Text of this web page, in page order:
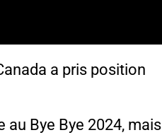
a pris position
Bye Bye 2024, mais